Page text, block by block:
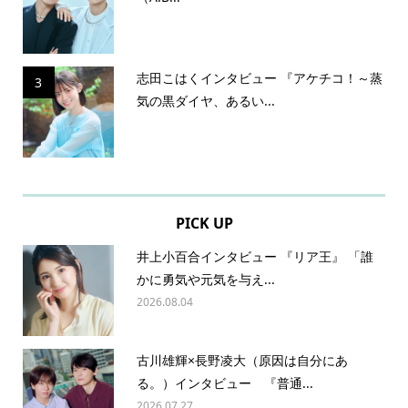
3
志田こはくインタビュー 『アケチコ！～蒸
気の黒ダイヤ、あるい...
PICK UP
井上小百合インタビュー 『リア王』 「誰
かに勇気や元気を与え...
2026.08.04
古川雄輝×長野凌大（原因は自分にあ
る。）インタビュー 『普通...